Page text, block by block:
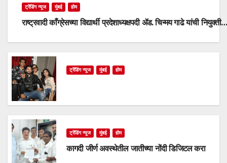
ट्रेंडिंग न्यूज मुंबई होम
राष्ट्रवादी काँग्रेसच्या विद्यार्थी प्रदेशाध्यक्षपदी ॲड. चिन्मय गाढे यांची नियुक्ती…
ट्रेंडिंग न्यूज मुंबई होम
ट्रेंडिंग न्यूज मुंबई होम
कागदी जीर्ण अवस्थेतील जातीच्या नोंदी डिजिटल करा